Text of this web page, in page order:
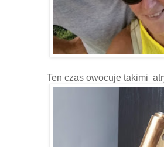
Ten czas owocuje takimi